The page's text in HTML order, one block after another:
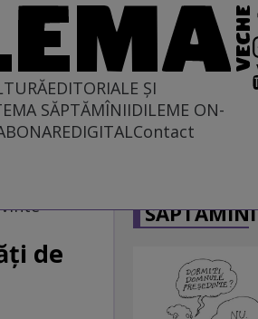
EDITORIALE ȘI
SĂPTĂMÎNIIDILEME ON-
DIGITALContact
de